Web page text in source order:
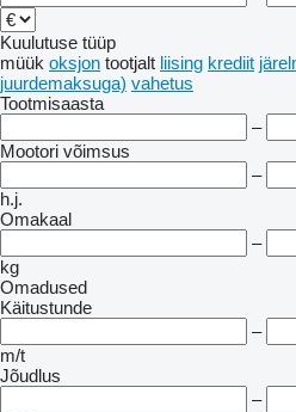
Kuulutuse tüüp
müük oksjon tootjalt liising krediit
juurdemaksuga) vahetus
Tootmisaasta
–
Mootori võimsus
–
h.j.
Omakaal
–
kg
Omadused
Käitustunde
–
m/t
Jõudlus
–